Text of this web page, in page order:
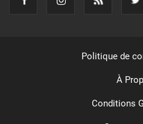
Politique de
À
Conditions